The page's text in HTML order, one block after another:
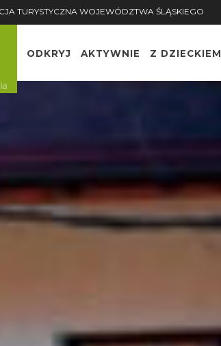
TURYSTYCZNA WOJEWÓDZTWA ŚLĄSKIEGO
ODKRYJ AKTYWNIE Z DZIECKIEM